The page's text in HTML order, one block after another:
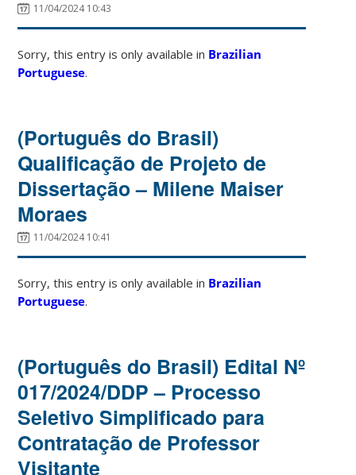
11/04/2024 10:43
Sorry, this entry is only available in Brazilian
Portuguese.
(Português do Brasil)
Qualificação de Projeto de
Dissertação – Milene Maiser
Moraes
11/04/2024 10:41
Sorry, this entry is only available in Brazilian
Portuguese.
(Português do Brasil) Edital Nº
017/2024/DDP – Processo
Seletivo Simplificado para
Contratação de Professor
Visitante